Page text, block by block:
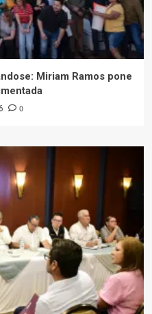
Miriam Ramos pone
0